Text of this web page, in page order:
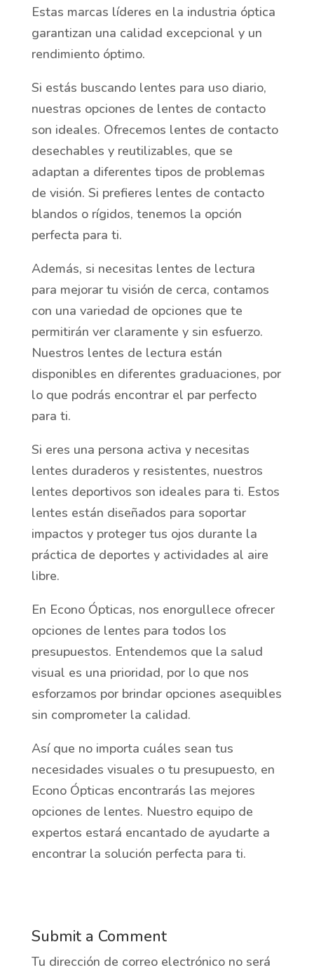
Estas marcas líderes en la industria óptica
garantizan una calidad excepcional y un
rendimiento óptimo.
Si estás buscando lentes para uso diario,
nuestras opciones de lentes de contacto
son ideales. Ofrecemos lentes de contacto
desechables y reutilizables, que se
adaptan a diferentes tipos de problemas
de visión. Si prefieres lentes de contacto
blandos o rígidos, tenemos la opción
perfecta para ti.
Además, si necesitas lentes de lectura
para mejorar tu visión de cerca, contamos
con una variedad de opciones que te
permitirán ver claramente y sin esfuerzo.
Nuestros lentes de lectura están
disponibles en diferentes graduaciones, por
lo que podrás encontrar el par perfecto
para ti.
Si eres una persona activa y necesitas
lentes duraderos y resistentes, nuestros
lentes deportivos son ideales para ti. Estos
lentes están diseñados para soportar
impactos y proteger tus ojos durante la
práctica de deportes y actividades al aire
libre.
En Econo Ópticas, nos enorgullece ofrecer
opciones de lentes para todos los
presupuestos. Entendemos que la salud
visual es una prioridad, por lo que nos
esforzamos por brindar opciones asequibles
sin comprometer la calidad.
Así que no importa cuáles sean tus
necesidades visuales o tu presupuesto, en
Econo Ópticas encontrarás las mejores
opciones de lentes. Nuestro equipo de
expertos estará encantado de ayudarte a
encontrar la solución perfecta para ti.
Submit a Comment
Tu dirección de correo electrónico no será